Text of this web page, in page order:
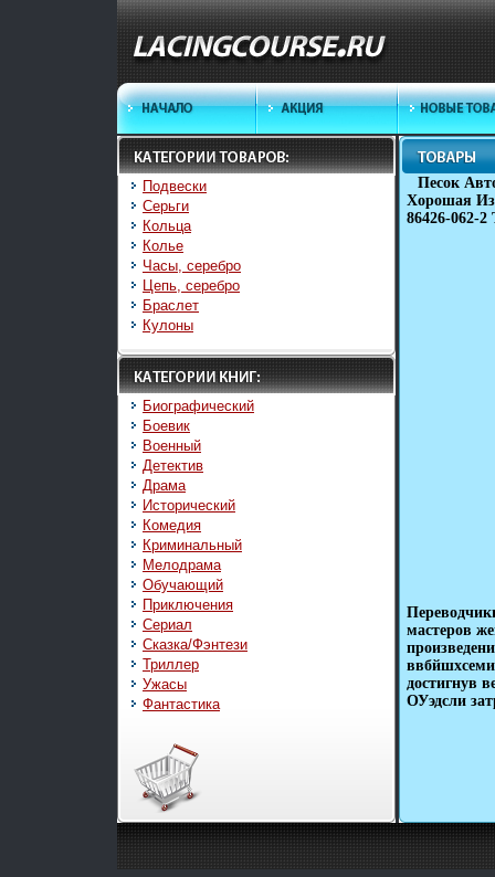
Подвески
Серьги
Кольца
Колье
Часы, серебро
Цепь, серебро
Браслет
Кулоны
Биографический
Боевик
Военный
Детектив
Драма
Исторический
Комедия
Криминальный
Мелодрама
Обучающий
Приключения
Сериал
Сказка/Фэнтези
Триллер
Ужасы
Фантастика
Песок
Хорошая
86426-062-
мастеров
достигнув
ОУэдсли